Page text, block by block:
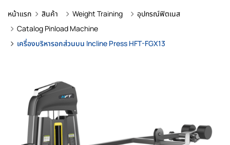
หน้าแรก สินค้า Weight Training
อุปกรณ์ฟิตเนส
Catalog Pinload Machine
เครื่องบริหารอกส่วนบน Incline Press HFT-FGX13